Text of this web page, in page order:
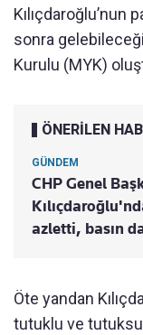
Kılıçdaroğlu’nun
sonra
Kurulu (MYK)
ÖNERİLEN
GÜNDEM
CHP Genel
azletti, basın
Öte yandan
tutuklu ve